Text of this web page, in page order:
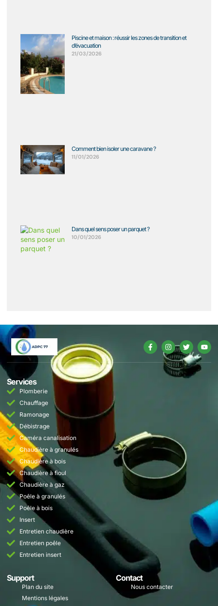
Piscine et maison : réussir les zones de transition et
d’évacuation
21/03/2026
Comment bien isoler une caravane ?
11/01/2026
Dans quel sens poser un parquet ?
10/01/2026
Services
Plomberie
Chauffage
Ramonage
Débistrage
Caméra canalisation
Chaudière à granulés
Chaudière à bois
Chaudière à fioul
Chaudière à gaz
Poêle à granulés
Poêle à bois
Insert
Entretien chaudière
Entretien poêle
Entretien insert
Support
Plan du site
Mentions légales
Contact
Nous contacter